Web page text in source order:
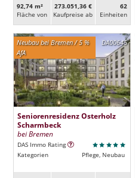
92,74 m²
Fläche von
273.051,36 €
Kaufpreise ab
62
Ein­heiten
DA00645
Neubau bei Bremen / 5 %
AfA
Seniorenresidenz Osterholz
Scharmbeck
bei Bremen
DAS Immo Rating
Kategorien
Pflege, Neubau